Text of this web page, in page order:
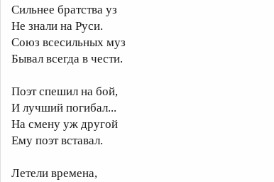
Сильнее братства уз
Не знали на Руси.
Союз всесильных муз
Бывал всегда в чести.
Поэт спешил на бой,
И лучший погибал...
На смену уж другой
Ему поэт вставал.
Летели времена,